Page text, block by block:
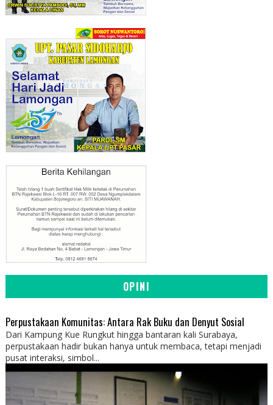
OPINI
Perpustakaan Komunitas: Antara Rak Buku dan Denyut Sosial
Dari Kampung Kue Rungkut hingga bantaran kali Surabaya,
perpustakaan hadir bukan hanya untuk membaca, tetapi menjadi
pusat interaksi, simbol...